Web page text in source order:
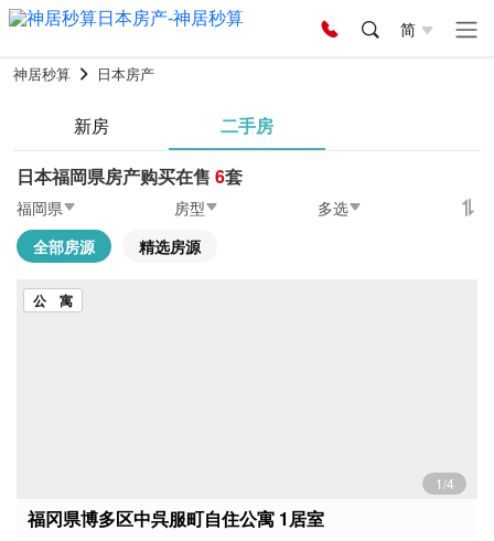
简
神居秒算 日本房产
新房
二手房
日本福岡県房产购买在售 6套
福岡県 房型
多选
全部房源
精选房源
公 寓
1/4
福冈県博多区中呉服町自住公寓 1居室